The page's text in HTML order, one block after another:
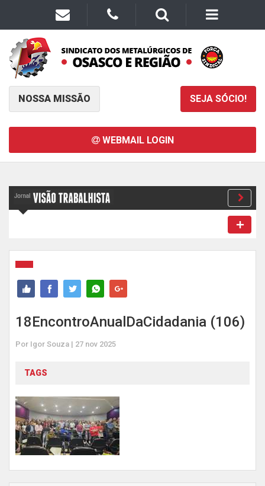
NOSSA MISSÃO SEJA SÓCIO!
WEBMAIL LOGIN
18EncontroAnualDaCidadania (106)
Por Igor Souza | 27 nov 2025
TAGS